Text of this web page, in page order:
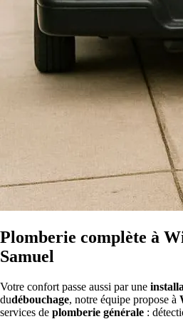
Plomberie complète à
Samuel
Votre confort passe aussi par une
dudébouchage, notre équipe propose à
services de plomberie générale :